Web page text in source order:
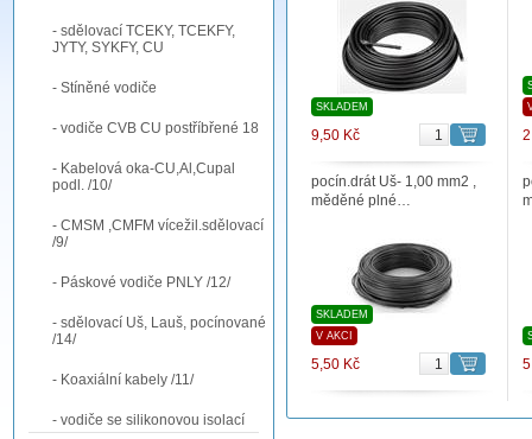
- sdělovací TCEKY, TCEKFY,
JYTY, SYKFY, CU
- Stíněné vodiče
- vodiče CVB CU postříbřené 18
- Kabelová oka-CU,Al,Cupal
podl. /10/
- CMSM ,CMFM vícežil.sdělovací
/9/
- Páskové vodiče PNLY /12/
- sdělovací Uš, Lauš, pocínované
/14/
- Koaxiální kabely /11/
- vodiče se silikonovou isolací
SKLADEM
9,50 Kč
pocín.drát Uš- 1,00 mm2 ,
měděné plné…
SKLADEM
V AKCI
5,50 Kč